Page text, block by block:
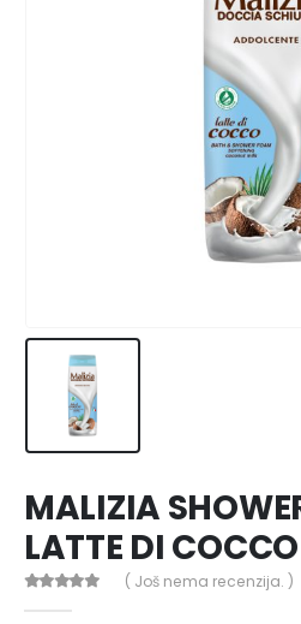
MALIZIA
LATTE DI
( Još nema recenzija. )